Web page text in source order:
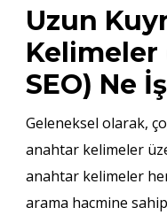
Uzun
Kelimeler
SEO) Ne
Geleneksel olarak,
anahtar kelimeler
anahtar kelimeler
arama hacmine